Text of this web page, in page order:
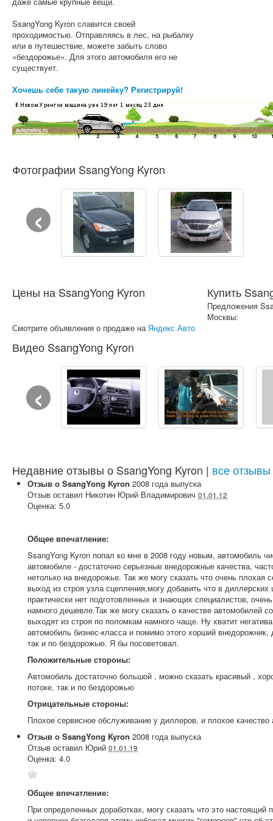
SsangYong Kyron славится своей
проходимостью. Отправляясь в лес, на рыбалку
или в путешествие, можете забыть слово
«бездорожье». Для этого автомобиля его не
существует.
Хочешь себе такую линейку? Регистрируй!
Фотографии SsangYong Kyron
‹
Цены на SsangYong Kyron
Смотрите объявления о продаже наЯндекс Авто
Купить
Предложения
Москвы:
Видео SsangYong Kyron
‹
Недавние отзывы о SsangYong Kyron | все
Отзыв о SsangYong Kyron 2008 года выпуска
Отзыв оставил Никотин Юрий Владимирович 01.01.12
Оценка: 5.0
Общее впечатление:
SsangYong Kyron попал ко мне в 2008 году новым, автомобиль
автомобиле - достаточно серьезные внедорожные качества,
нетолько на внедорожье. Так же могу сказать что очень
выход из строя узла сцепления,могу добавить что в
практически нет подготовленных и знающих специалистов,
намного дешевле.Так же могу сказать о качестве автомобилей
выходят из строя по поломкам намного чаще. Ну хватит
автомобиль бизнес-класса и помимо этого хорший внедорожник,
так и по бездорожью. Я бы посоветовал.
Положительные стороны:
Автомобиль достаточно большой , можно сказать красивый ,
потоке, так и по бездорожью
Отрицательные стороны:
Плохое сервисное обслуживание у диллеров, и плохое
Отзыв о SsangYong Kyron 2008 года выпуска
Отзыв оставил Юрий 01.01.19
Оценка: 4.0
Общее впечатление:
При определенных доработках, могу сказать что это